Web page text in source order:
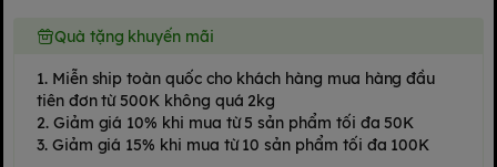
Quà tặng khuyến mãi
1. Miễn ship toàn quốc cho khách hàng mua hàng đầu
tiên đơn từ 500K không quá 2kg
2. Giảm giá 10% khi mua từ 5 sản phẩm tối đa 50K
3. Giảm giá 15% khi mua từ 10 sản phẩm tối đa 100K